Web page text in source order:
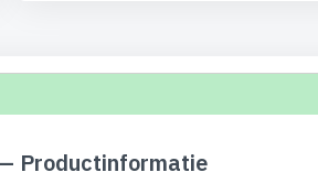
Productinformatie